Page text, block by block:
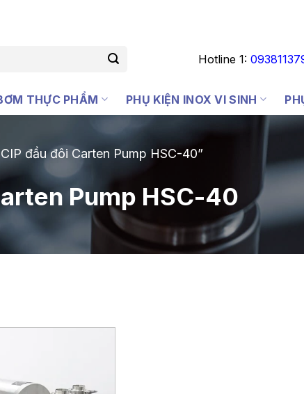
Hotline 1:
THỰC PHẨM PHỤ KIỆN INOX VI SINH
đầu đôi Carten Pump HSC-40”
Pump HSC-40